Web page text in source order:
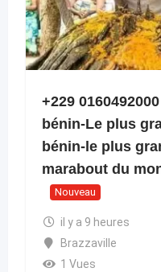
+229
bénin-Le plus
bénin-le plus
marabout du
Nouveau
il y a 9 heures
Brazzaville
1 Vues